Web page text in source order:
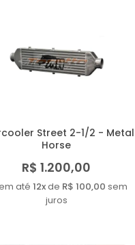
Street 2-1/2 - Metal
Horse
R$ 1.200,00
até12xde R$ 100,00 sem
juros